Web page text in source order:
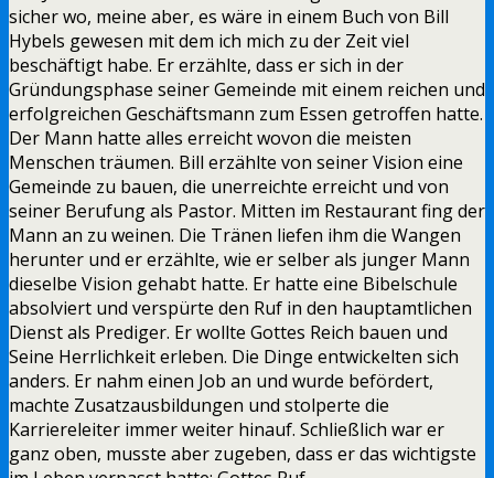
sicher wo, meine aber, es wäre in einem Buch von Bill
Hybels gewesen mit dem ich mich zu der Zeit viel
beschäftigt habe. Er erzählte, dass er sich in der
Gründungsphase seiner Gemeinde mit einem reichen und
erfolgreichen Geschäftsmann zum Essen getroffen hatte.
Der Mann hatte alles erreicht wovon die meisten
Menschen träumen. Bill erzählte von seiner Vision eine
Gemeinde zu bauen, die unerreichte erreicht und von
seiner Berufung als Pastor. Mitten im Restaurant fing der
Mann an zu weinen. Die Tränen liefen ihm die Wangen
herunter und er erzählte, wie er selber als junger Mann
dieselbe Vision gehabt hatte. Er hatte eine Bibelschule
absolviert und verspürte den Ruf in den hauptamtlichen
Dienst als Prediger. Er wollte Gottes Reich bauen und
Seine Herrlichkeit erleben. Die Dinge entwickelten sich
anders. Er nahm einen Job an und wurde befördert,
machte Zusatzausbildungen und stolperte die
Karriereleiter immer weiter hinauf. Schließlich war er
ganz oben, musste aber zugeben, dass er das wichtigste